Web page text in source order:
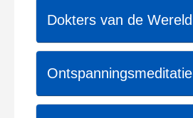
Dokters van de Wereld
Ontspanningsmeditatie